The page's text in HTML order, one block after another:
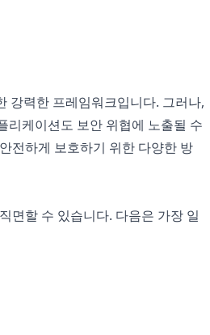
강력한 프레임워크입니다. 그러나,
리케이션도 보안 위협에 노출될 수
전하게 보호하기 위한 다양한 방
면할 수 있습니다. 다음은 가장 일